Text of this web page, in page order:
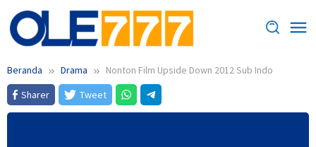
Loncat
ke
konten
Beranda Drama
Nonton Film Upside Down 2012 Sub Indo
Sharer
Tweet